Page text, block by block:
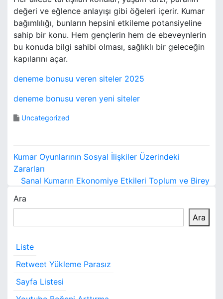
değeri ve eğlence anlayışı gibi öğeleri içerir. Kumar
bağımlılığı, bunların hepsini etkileme potansiyeline
sahip bir konu. Hem gençlerin hem de ebeveynlerin
bu konuda bilgi sahibi olması, sağlıklı bir geleceğin
kapılarını açar.
deneme bonusu veren siteler 2025
deneme bonusu veren yeni siteler
Uncategorized
Y
a
z
ı
g
e
z
i
Kumar Oyunlarının Sosyal İlişkiler Üzerindeki
Zararları
Sanal Kumarın Ekonomiye Etkileri Toplum ve Birey
Ara
Ara
Liste
Retweet Yükleme Parasız
Sayfa Listesi